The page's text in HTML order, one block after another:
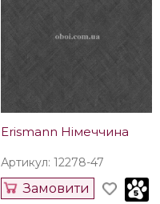
Erismann Німеччина
Артикул: 12278-47
Замовити